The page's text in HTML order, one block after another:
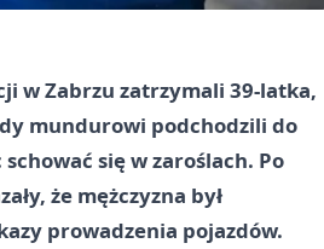
w Zabrzu zatrzymali 39-latka,
mundurowi podchodzili do
się w zaroślach. Po
że mężczyzna był
prowadzenia pojazdów.